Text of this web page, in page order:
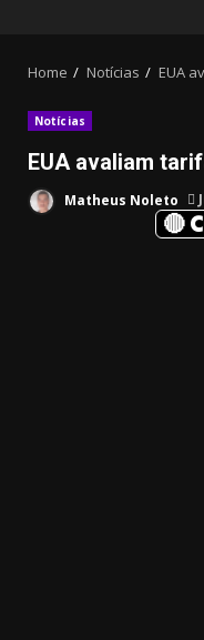
🔴
Home Notícias EUA
Notícias
EUA avaliam
Matheus Noleto